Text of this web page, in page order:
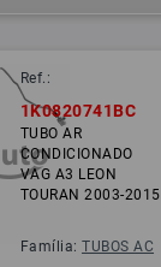
Ref.:
1K0820741BC
TUBO AR
CONDICIONADO
VAG A3 LEON
TOURAN 2003-2015
Família:TUBOS AC